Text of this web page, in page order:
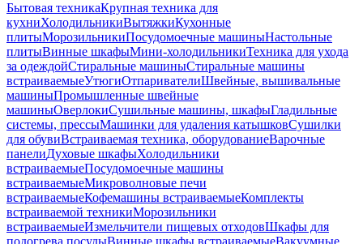
Бытовая техникаКрупная техника для
кухниХолодильникиВытяжкиКухонные
плитыМорозильникиПосудомоечные машиныНастольные
плитыВинные шкафыМини-холодильникиТехника для ухода
за одеждойСтиральные машиныСтиральные машины
встраиваемыеУтюгиОтпаривателиШвейные, вышивальные
машиныПромышленные швейные
машиныОверлокиСушильные машины, шкафыГладильные
системы, прессыМашинки для удаления катышковСушилки
для обувиВстраиваемая техника, оборудованиеВарочные
панелиДуховые шкафыХолодильники
встраиваемыеПосудомоечные машины
встраиваемыеМикроволновые печи
встраиваемыеКофемашины встраиваемыеКомплекты
встраиваемой техникиМорозильники
встраиваемыеИзмельчители пищевых отходовШкафы для
подогрева посудыВинные шкафы встраиваемыеВакуумные